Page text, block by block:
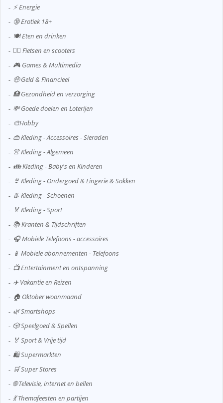
⚡ Energie
🔞 Erotiek 18+
🍽️ Eten en drinken
🚴‍♂️ Fietsen en scooters
🎮 Games & Multimedia
🤑 Geld & Financieel
🏥 Gezondheid en verzorging
💸 Goede doelen en Loterijen
🎨Hobby
👜 Kleding - Accessoires - Sieraden
👚 Kleding - Algemeen
👪 Kleding - Baby's en Kinderen
👙 Kleding - Ondergoed & Lingerie & Sokken
👢 Kleding - Schoenen
🏅 Kleding - Sport
📚 Kranten & Tijdschriften
🎧 Mobiele Telefoons - accessoires
📱 Mobiele abonnementen - Telefoons
📺 Entertainment en ontspanning
✈️ Vakantie en Reizen
🏠 Oktober woonmaand
🌿 Smartshops
🎲 Speelgoed & Spellen
🏅 Sport & Vrije tijd
🛍️ Supermarkten
🛒 Super Stores
🌐 Televisie, internet en bellen
💃 Themafeesten en partijen